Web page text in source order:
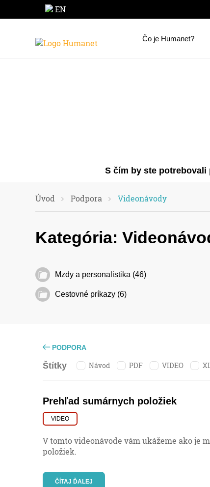
EN
Čo je Humanet?
S čím by ste
Úvod Podpora Videonávody
Kategória:
Mzdy a personalistika (46)
Cestovné príkazy (6)
PODPORA
Štítky Návod PDF VIDEO
Prehľad sumárnych položiek
VIDEO
V tomto videonávode vám ukážeme ako je
položiek.
ČÍTAJ ĎALEJ